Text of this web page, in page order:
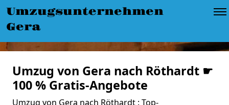
Umzugsunternehmen
Gera
Umzug von Gera nach Röthardt ☛
100 % Gratis-Angebote
Umzug von Gera nach Röthardt : Top-